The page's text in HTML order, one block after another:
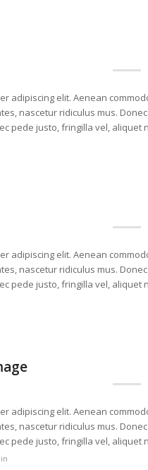
adipiscing elit. Aenean
nascetur ridiculus mus.
pede justo, fringilla vel, aliquet
adipiscing elit. Aenean
nascetur ridiculus mus.
pede justo, fringilla vel, aliquet
adipiscing elit. Aenean
nascetur ridiculus mus.
pede justo, fringilla vel, aliquet